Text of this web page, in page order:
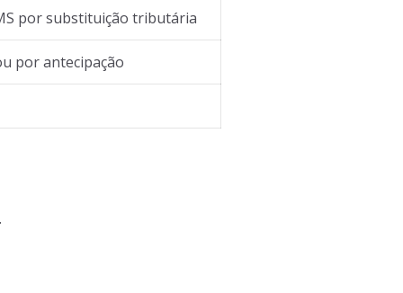
por substituição tributária
por antecipação